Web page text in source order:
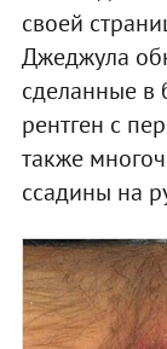
своей
Джеджула
сделанные в
рентген с
также
ссадины на